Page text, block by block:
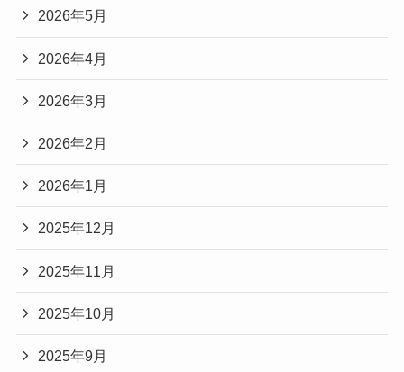
2026年5月
2026年4月
2026年3月
2026年2月
2026年1月
2025年12月
2025年11月
2025年10月
2025年9月